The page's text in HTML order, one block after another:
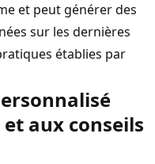
et peut générer des
sur les dernières
établies par
aux conseils